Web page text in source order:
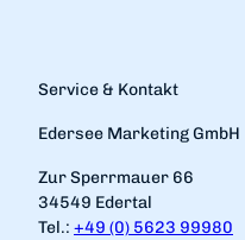
Service & Kontakt
Edersee Marketing GmbH
Zur Sperrmauer 66
34549 Edertal
Tel.: +49 (0) 5623 99980